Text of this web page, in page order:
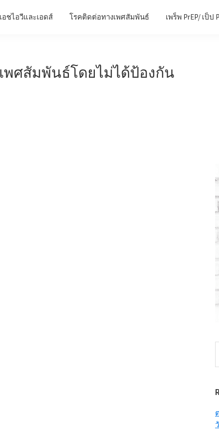
เอชไอวีและเอดส์ โรคติดต่อทางเพศสัมพันธ์ เพร็พ PrEP/ เป็ป
พศสัมพันธ์โดยไม่ได้ป้องกัน